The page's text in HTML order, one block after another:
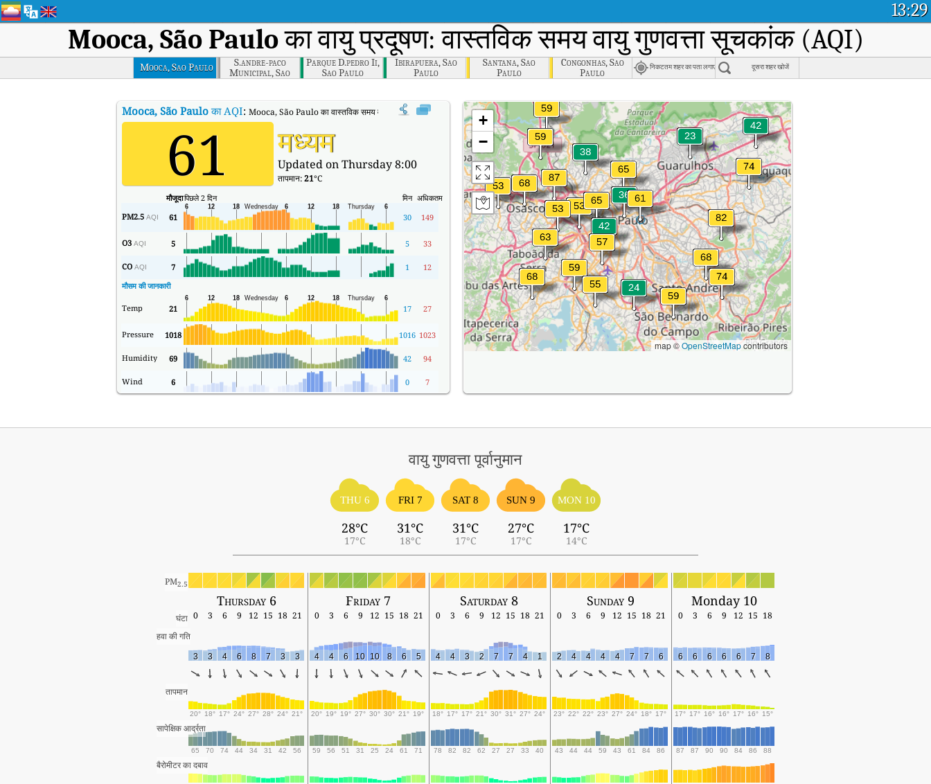
13:29
Mooca, São Pauloका वायु प्रदूषण: वास्तविक समय वायु गुणवत्ता सूचकांक (AQI)
Mooca, Sao Paulo
S.andre-paco
Municipal, Sao
Paulo
Parque D.pedro Ii,
Sao Paulo
Ibirapuera, Sao
Paulo
Santana, Sao
Paulo
Congonhas, Sao
Paulo
निकटतम शहर का पता लगाएं दूसरा शहर खोजें
Mooca, São Pauloका AQI: Mooca, São Paulo का वास्तविक समय वायु गुणवत्ता सूचकांक (AQI)।
61 मध्यम
Updated on Thursday 8:00
तापमान:21°C
मौजूदापिछले 2 दिन मिन अधिकतम
PM2.5 AQI 61 30 149
O3 AQI 5 5 33
CO AQI 7 1
12
मौसम की जानकारी
Temp 21 17 27
Pressure 1018 1016 1023
Humidity 69 42 94
Wind 6 0 7
+
−
map ©OpenStreetMapcontributors
वायु गुणवत्ता पूर्वानुमान
THU 6
28°C
17°C
FRI 7
31°C
18°C
SAT 8
31°C
17°C
SUN 9
27°C
17°C
MON 10
17°C
14°C
PM2.5
Thursday 6 Friday 7 Saturday 8 Sunday 9 Monday 10
घंटा 0 3 6 9 12 15 18 21 0 3 6 9 12 15 18 21 0 3 6 9 12 15 18 21 0 3 6 9 12 15 18 21 0 3 6 9 12 15 18
हवा की गति
3 3 4 6 8 7 3 3 4 4 6 10 10 8 6 5 4 4 3 2 7 7 4 1 2 4 4 4 4 7 7 6 6 6 6 6 6 7 8
तापमान
20° 18° 17° 24° 27° 28° 24° 21° 20° 19° 19° 27° 30° 30° 21° 19° 18° 17° 17° 21° 30° 31° 27° 24° 23° 22° 22° 23° 27° 24° 18° 17° 17° 17° 16° 16° 17° 16° 15°
सापेक्षिक आर्द्रता
65 70 74 44 34 31 42 56 59 56 51 31 25 24 61 71 78 82 82 62 27 27 33 40 43 44 44 59 43 61 84 86 87 87 90 90 84 86 88
बैरोमीटर का दबाव